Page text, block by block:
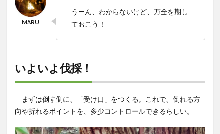
うーん、わからないけど、万全を期し
ておこう！
いよいよ伐採！
まずは倒す側に、「受け口」をつくる。これで、倒れる方
向や折れるポイントを、多少コントロールできるらしい。